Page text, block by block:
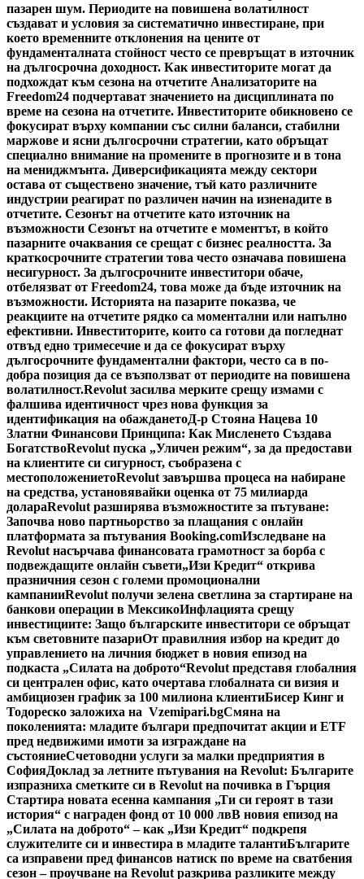
пазарен шум. Периодите на повишена волатилност
създават и условия за систематично инвестиране, при
което временните отклонения на цените от
фундаменталната стойност често се превръщат в източник
на дългосрочна доходност. Как инвеститорите могат да
подхождат към сезона на отчетите Анализаторите на
Freedom24 подчертават значението на дисциплината по
време на сезона на отчетите. Инвеститорите обикновено се
фокусират върху компании със силни баланси, стабилни
маржове и ясни дългосрочни стратегии, като обръщат
специално внимание на промените в прогнозите и в тона
на мениджмънта. Диверсификацията между сектори
остава от съществено значение, тъй като различните
индустрии реагират по различен начин на изненадите в
отчетите. Сезонът на отчетите като източник на
възможности Сезонът на отчетите е моментът, в който
пазарните очаквания се срещат с бизнес реалността. За
краткосрочните стратегии това често означава повишена
несигурност. За дългосрочните инвеститори обаче,
отбелязват от Freedom24, това може да бъде източник на
възможности. Историята на пазарите показва, че
реакциите на отчетите рядко са моментални или напълно
ефективни. Инвеститорите, които са готови да погледнат
отвъд едно тримесечие и да се фокусират върху
дългосрочните фундаментални фактори, често са в по-
добра позиция да се възползват от периодите на повишена
волатилност.Revolut засилва мерките срещу измами с
фалшива идентичност чрез нова функция за
идентификация на обажданетоД-р Стояна Нацева 10
Златни Финансови Принципа: Как Мисленето Създава
БогатствоRevolut пуска „Уличен режим“, за да предостави
на клиентите си сигурност, съобразена с
местоположениетоRevolut завършва процеса на набиране
на средства, установявайки оценка от 75 милиарда
долараRevolut разширява възможностите за пътуване:
Започва ново партньорство за плащания с онлайн
платформата за пътувания Booking.comИзследване на
Revolut насърчава финансовата грамотност за борба с
подвеждащите онлайн съвети„Изи Кредит“ открива
празничния сезон с големи промоционални
кампанииRevolut получи зелена светлина за стартиране на
банкови операции в МексикоИнфлацията срещу
инвестициите: Защо българските инвеститори се обръщат
към световните пазариОт правилния избор на кредит до
управлението на личния бюджет в новия епизод на
подкаста „Силата на доброто“Revolut представя глобалния
си централен офис, като очертава глобалната си визия и
амбициозен график за 100 милиона клиентиБисер Кинг и
Тодореско заложиха на Vzemipari.bgСмяна на
поколенията: младите българи предпочитат акции и ETF
пред недвижими имоти за изграждане на
състояниеСчетоводни услуги за малки предприятия в
СофияДоклад за летните пътувания на Revolut: Българите
изпразниха сметките си в Revolut на почивка в Гърция
Стартира новата есенна кампания „Ти си героят в тази
история“ с награден фонд от 10 000 лвВ новия епизод на
„Силата на доброто“ – как „Изи Кредит“ подкрепя
служителите си и инвестира в младите талантиБългарите
са изправени пред финансов натиск по време на сватбения
сезон – проучване на Revolut разкрива разликите между